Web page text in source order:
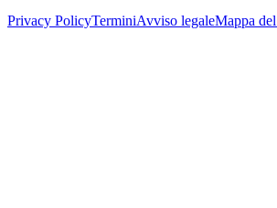
Privacy PolicyTerminiAvviso legaleMappa